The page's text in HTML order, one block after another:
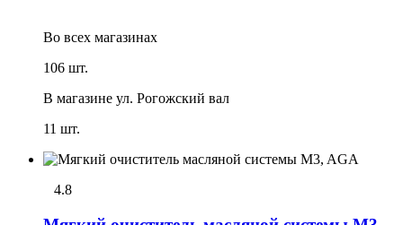
Во всех магазинах
106 шт.
В магазине ул. Рогожский вал
11 шт.
4.8